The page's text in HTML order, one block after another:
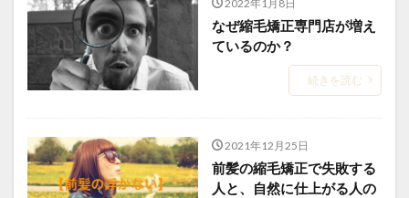
2022年1月8日
なぜ縮毛矯正専門店が増え
ているのか？
続きを読む
2021年12月25日
前髪の縮毛矯正で失敗する
人と、自然に仕上がる人の
ダメージ毛
タンパク変性
つむじの毛流れ
どうすれば？
どっち？
トップピース
トップピース活用
なぜ？
ピクシーカット
ホホバオイルの沸点
ホルモンバランス
まとめサイトの裏側
マンツーマン施術